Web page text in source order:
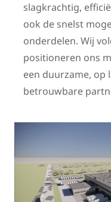
slagkrachtig,
ook de snelst
onderdelen. Wij
positioneren ons
een duurzame, op
betrouwbare